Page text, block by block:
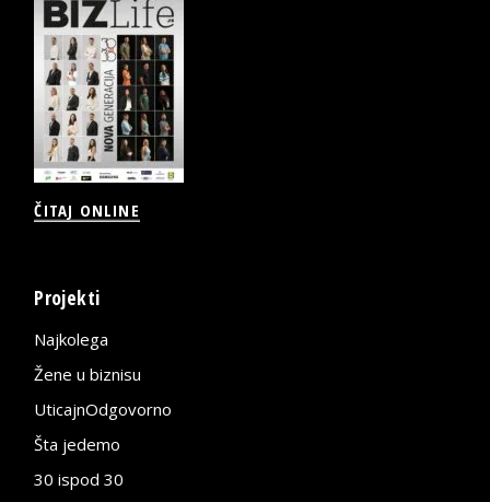
ČITAJ ONLINE
Projekti
Najkolega
Žene u biznisu
UticajnOdgovorno
Šta jedemo
30 ispod 30